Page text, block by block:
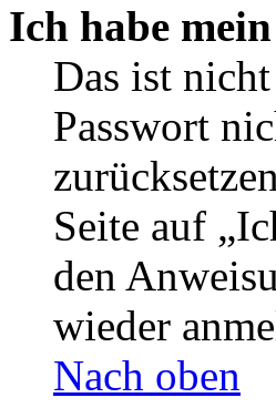
Ich habe
Das ist
Passwort
Seite auf
den
wieder
Nach oben